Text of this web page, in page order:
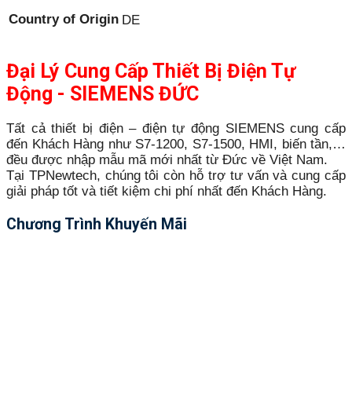
Country of Origin DE
Đại Lý Cung Cấp Thiết Bị Điện Tự
Động - SIEMENS ĐỨC
Tất cả thiết bị điện – điện tự động SIEMENS cung cấp
đến Khách Hàng như S7-1200, S7-1500, HMI, biến tần,…
đều được nhập mẫu mã mới nhất từ Đức về Việt Nam.
Tại TPNewtech, chúng tôi còn hỗ trợ tư vấn và cung cấp
giải pháp tốt và tiết kiệm chi phí nhất đến Khách Hàng.
Chương Trình Khuyến Mãi